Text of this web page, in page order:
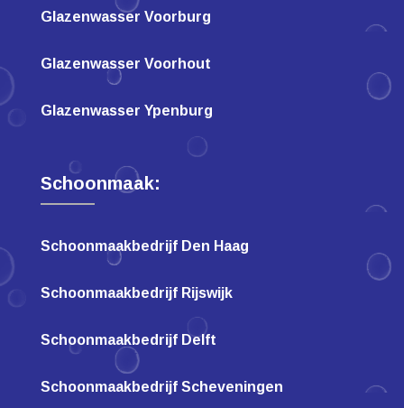
Glazenwasser Voorburg
Glazenwasser Voorhout
Glazenwasser Ypenburg
Schoonmaak:
Schoonmaakbedrijf Den Haag
Schoonmaakbedrijf Rijswijk
Schoonmaakbedrijf Delft
Schoonmaakbedrijf Scheveningen